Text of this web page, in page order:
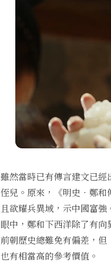
雖然當時已有傳言建文已
侄兒。原來，《明史．鄭和
且欲耀兵異域，示中國富
眼中，鄭和下西洋除了有
前朝歷史總難免有偏差，
也有相當高的參考價值。